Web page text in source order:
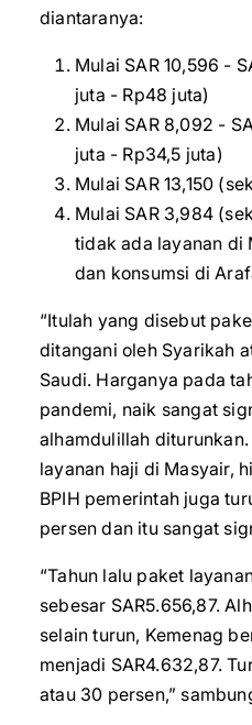
diantaranya:
Mulai SAR 10,596 -
juta - Rp48 juta)
Mulai SAR 8,092 -
juta - Rp34,5 juta)
Mulai SAR 13,150
Mulai SAR 3,984
tidak ada layanan di
dan konsumsi di
“Itulah yang disebut
ditangani oleh Syarikah
Saudi. Harganya pada
pandemi, naik sangat
alhamdulillah
layanan haji di Masyair,
BPIH pemerintah juga
persen dan itu sangat
“Tahun lalu paket
sebesar SAR5.656,87.
selain turun, Kemenag
menjadi SAR4.632,87.
atau 30 persen,”